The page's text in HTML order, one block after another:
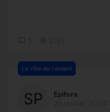
Le rôle de l'aidant
Epifora